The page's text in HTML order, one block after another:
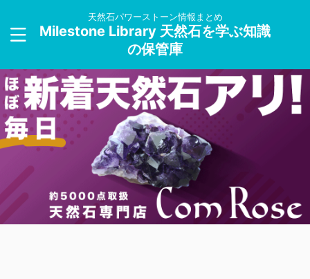
天然石パワーストーン情報まとめ
Milestone Library 天然石を学ぶ知識
の保管庫